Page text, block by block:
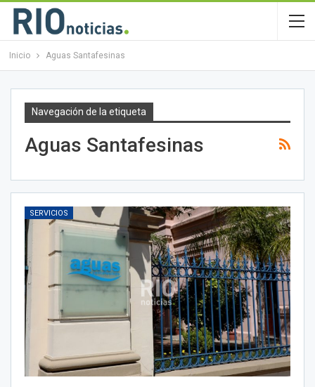
Inicio Aguas Santafesinas
Navegación de la etiqueta
Aguas Santafesinas
SERVICIOS